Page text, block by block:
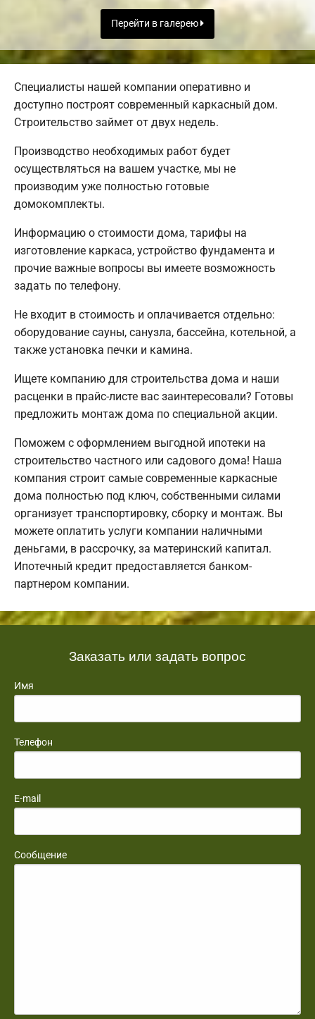
Перейти в галерею
Специалисты нашей компании оперативно и
доступно построят современный каркасный дом.
Строительство займет от двух недель.
Производство необходимых работ будет
осуществляться на вашем участке, мы не
производим уже полностью готовые
домокомплекты.
Информацию о стоимости дома, тарифы на
изготовление каркаса, устройство фундамента и
прочие важные вопросы вы имеете возможность
задать по телефону.
Не входит в стоимость и оплачивается отдельно:
оборудование сауны, санузла, бассейна, котельной, а
также установка печки и камина.
Ищете компанию для строительства дома и наши
расценки в прайс-листе вас заинтересовали? Готовы
предложить монтаж дома по специальной акции.
Поможем с оформлением выгодной ипотеки на
строительство частного или садового дома! Наша
компания строит самые современные каркасные
дома полностью под ключ, собственными силами
организует транспортировку, сборку и монтаж. Вы
можете оплатить услуги компании наличными
деньгами, в рассрочку, за материнский капитал.
Ипотечный кредит предоставляется банком-
партнером компании.
Заказать или задать вопрос
Имя
Телефон
E-mail
Сообщение